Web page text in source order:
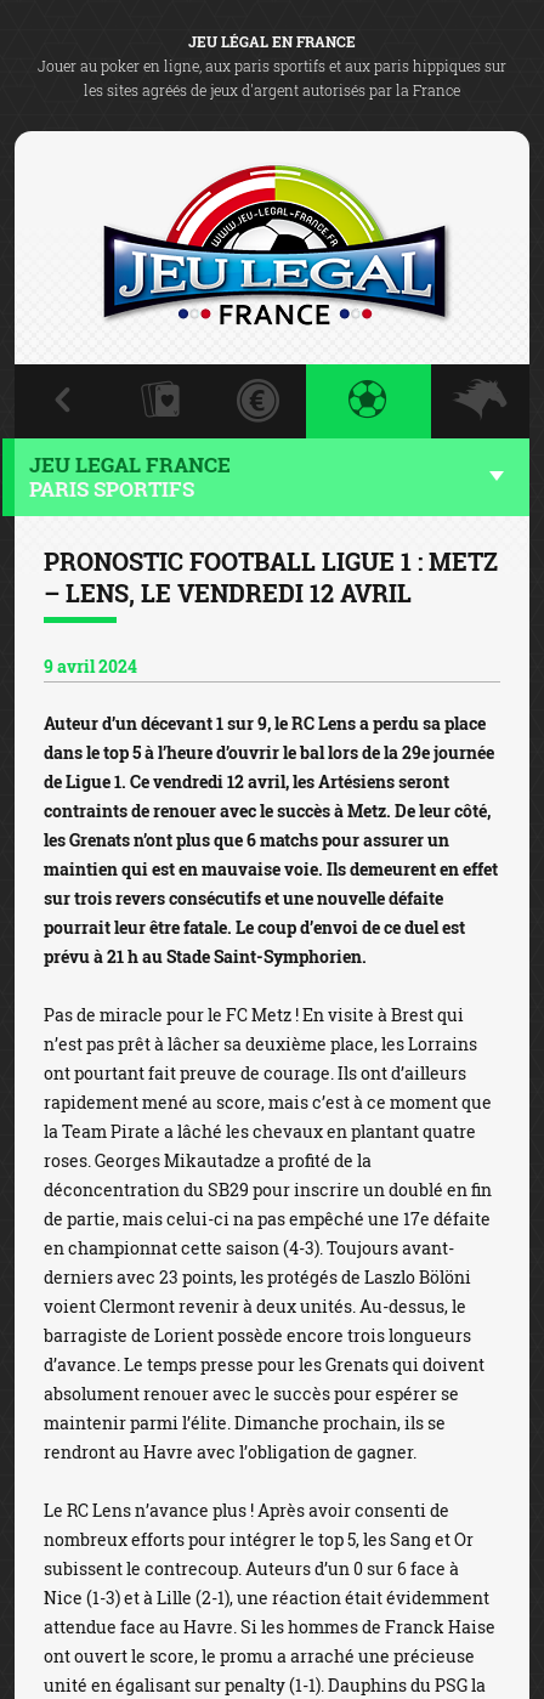
JEU LÉGAL EN FRANCE
Jouer au poker en ligne, aux paris sportifs et aux paris hippiques sur
les sites agréés de jeux d'argent autorisés par la France
JEU LEGAL FRANCE
PARIS SPORTIFS
PRONOSTIC FOOTBALL LIGUE 1 : METZ
– LENS, LE VENDREDI 12 AVRIL
9 avril 2024
Auteur d’un décevant 1 sur 9, le RC Lens a perdu sa place
dans le top 5 à l’heure d’ouvrir le bal lors de la 29e journée
de Ligue 1. Ce vendredi 12 avril, les Artésiens seront
contraints de renouer avec le succès à Metz. De leur côté,
les Grenats n’ont plus que 6 matchs pour assurer un
maintien qui est en mauvaise voie. Ils demeurent en effet
sur trois revers consécutifs et une nouvelle défaite
pourrait leur être fatale. Le coup d’envoi de ce duel est
prévu à 21 h au Stade Saint-Symphorien.
Pas de miracle pour le FC Metz ! En visite à Brest qui
n’est pas prêt à lâcher sa deuxième place, les Lorrains
ont pourtant fait preuve de courage. Ils ont d’ailleurs
rapidement mené au score, mais c’est à ce moment que
la Team Pirate a lâché les chevaux en plantant quatre
roses. Georges Mikautadze a profité de la
déconcentration du SB29 pour inscrire un doublé en fin
de partie, mais celui-ci na pas empêché une 17e défaite
en championnat cette saison (4-3). Toujours avant-
derniers avec 23 points, les protégés de Laszlo Bölöni
voient Clermont revenir à deux unités. Au-dessus, le
barragiste de Lorient possède encore trois longueurs
d’avance. Le temps presse pour les Grenats qui doivent
absolument renouer avec le succès pour espérer se
maintenir parmi l’élite. Dimanche prochain, ils se
rendront au Havre avec l’obligation de gagner.
Le RC Lens n’avance plus ! Après avoir consenti de
nombreux efforts pour intégrer le top 5, les Sang et Or
subissent le contrecoup. Auteurs d’un 0 sur 6 face à
Nice (1-3) et à Lille (2-1), une réaction était évidemment
attendue face au Havre. Si les hommes de Franck Haise
ont ouvert le score, le promu a arraché une précieuse
unité en égalisant sur penalty (1-1). Dauphins du PSG la